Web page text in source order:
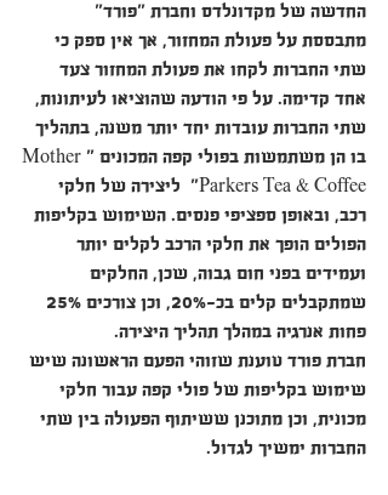
החדשה של מקדונלדס וחברת "פורד"
מתבססת על פעולת המחזור, אך אין ספק כי
שתי החברות לקחו את פעולת המחזור צעד
אחד קדימה. על פי הודעה שהוציאו לעיתונות,
שתי החברות עובדות יחד יותר משנה, בתהליך
בו הן משתמשות בפולי קפה המכונים "Mother
Parkers Tea & Coffee"  ליצירה של חלקי
רכב, ובאופן ספציפי פנסים. השימוש בקליפות
הפולים הופך את חלקי הרכב לקלים יותר
ועמידים בפני חום גבוה, שכן, החלקים
פחות אנרגיה במהלך תהליך היצירה.
חברת פורד טוענת שזוהי הפעם הראשונה שיש
שימוש בקליפות של פולי קפה עבור חלקי
מכונית, וכן מתוכנן ששיתוף הפעולה בין שתי
החברות ימשיך לגדול.